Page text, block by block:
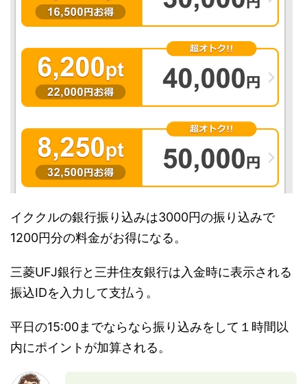
イククルの銀行振り込みは3000円の振り込みで
1200円分の料金がお得になる。
三菱UFJ銀行と三井住友銀行は入金時に表示される
振込IDを入力して支払う。
平日の15:00までならなら振り込みをして１時間以
内にポイントが加算される。